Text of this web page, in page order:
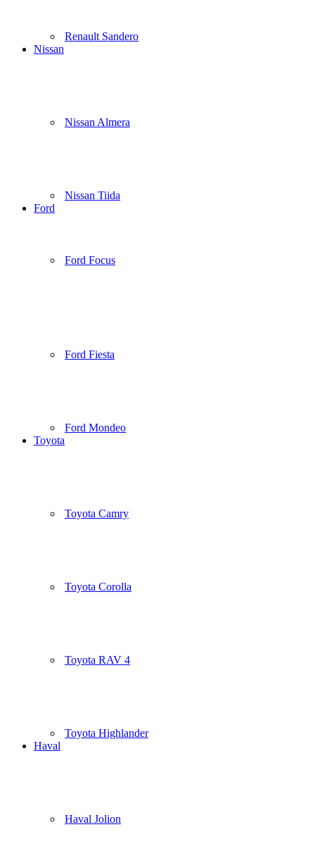
Renault Sandero
Nissan
Nissan Almera
Nissan Tiida
Ford
Ford Focus
Ford Fiesta
Ford Mondeo
Toyota
Toyota Camry
Toyota Corolla
Toyota RAV 4
Toyota Highlander
Haval
Haval Jolion